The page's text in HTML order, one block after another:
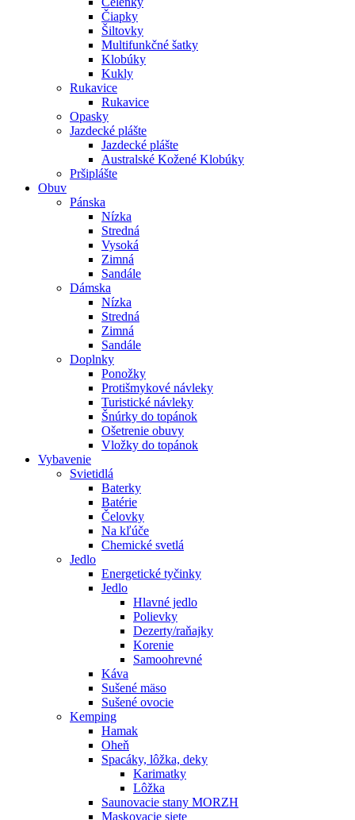
Čiapky
Šiltovky
Multifunkčné šatky
Klobúky
Kukly
Rukavice
Rukavice
Opasky
Jazdecké plášte
Jazdecké plášte
Australské Kožené Klobúky
Pršiplášte
Obuv
Pánska
Nízka
Stredná
Vysoká
Zimná
Sandále
Dámska
Nízka
Stredná
Zimná
Sandále
Doplnky
Ponožky
Protišmykové návleky
Turistické návleky
Šnúrky do topánok
Ošetrenie obuvy
Vložky do topánok
Vybavenie
Svietidlá
Baterky
Batérie
Čelovky
Na kľúče
Chemické svetlá
Jedlo
Energetické tyčinky
Jedlo
Hlavné jedlo
Polievky
Dezerty/raňajky
Korenie
Samoohrevné
Káva
Sušené mäso
Sušené ovocie
Kemping
Hamak
Oheň
Spacáky, lôžka, deky
Karimatky
Lôžka
Saunovacie stany MORZH
Maskovacie siete